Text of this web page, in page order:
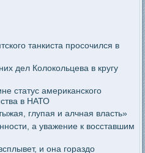
танкиста просочился в
дел Колокольцева в кругу
статус американского
в НАТО
глупая и алчная власть»
а уважение к восставшим
и она гораздо